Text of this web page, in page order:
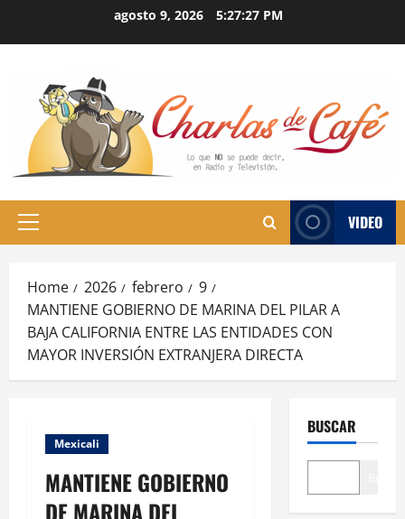
agosto 9, 2026 5:27:28 PM
Primary
VIDEO
Home 2026 febrero
9
MANTIENE GOBIERNO DE MARINA DEL PILAR A
BAJA CALIFORNIA ENTRE LAS ENTIDADES CON
MAYOR INVERSIÓN EXTRANJERA DIRECTA
Mexicali
MANTIENE GOBIERNO
DE MARINA DEL
BUSCAR